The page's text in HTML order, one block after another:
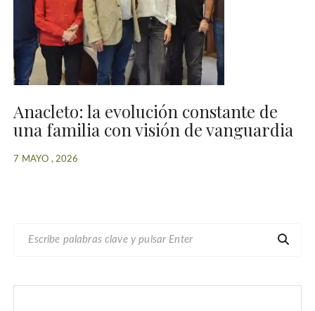
Anacleto: la evolución constante de
una familia con visión de vanguardia
7 MAYO , 2026
C